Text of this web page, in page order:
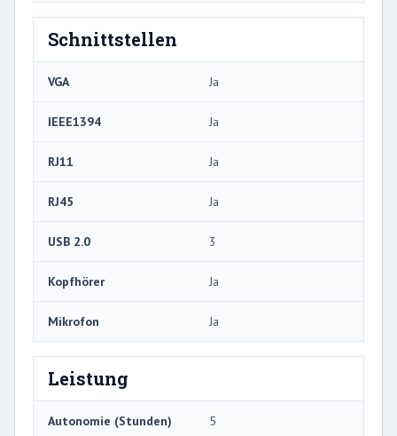
Schnittstellen
VGA Ja
IEEE1394 Ja
RJ11 Ja
RJ45 Ja
USB 2.0 3
Kopfhörer Ja
Mikrofon Ja
Leistung
Autonomie (Stunden) 5